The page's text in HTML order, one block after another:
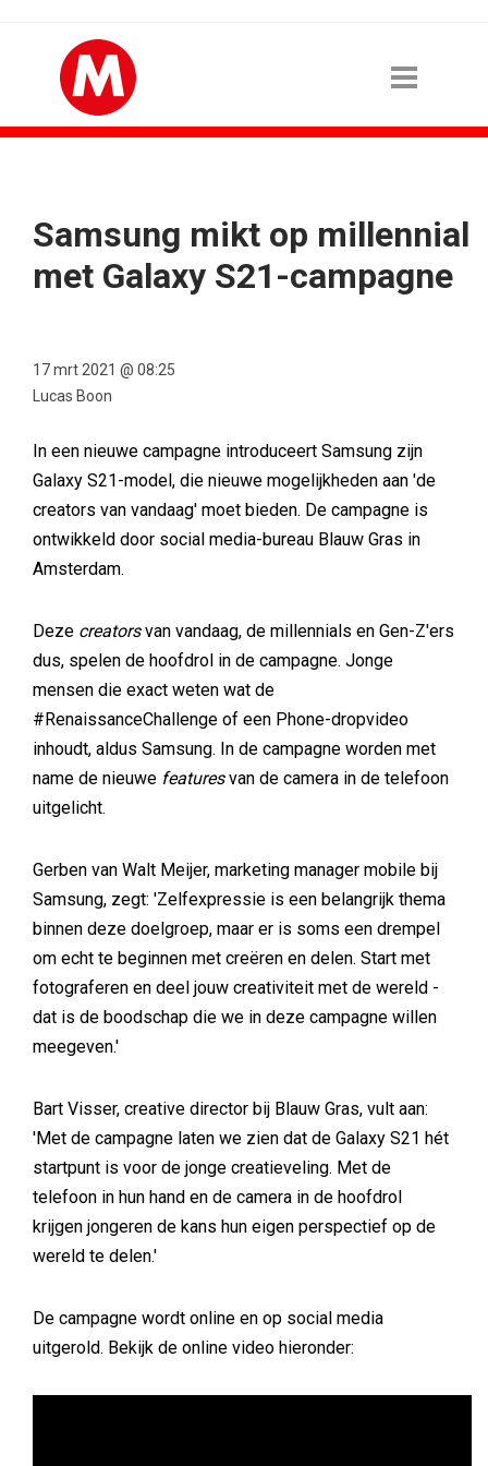
Samsung mikt op millennial
met Galaxy S21-campagne
17 mrt 2021 @ 08:25
Lucas Boon
In een nieuwe campagne introduceert Samsung zijn
Galaxy S21-model, die nieuwe mogelijkheden aan 'de
creators van vandaag' moet bieden. De campagne is
ontwikkeld door social media-bureau Blauw Gras in
Amsterdam.
Deze creatorsvan vandaag, de millennials en Gen-Z'ers
dus, spelen de hoofdrol in de campagne. Jonge
mensen die exact weten wat de
#RenaissanceChallenge of een Phone-dropvideo
inhoudt, aldus Samsung. In de campagne worden met
name de nieuwe featuresvan de camera in de telefoon
uitgelicht.
Gerben van Walt Meijer, marketing manager mobile bij
Samsung, zegt: 'Zelfexpressie is een belangrijk thema
binnen deze doelgroep, maar er is soms een drempel
om echt te beginnen met creëren en delen. Start met
fotograferen en deel jouw creativiteit met de wereld -
dat is de boodschap die we in deze campagne willen
meegeven.'
Bart Visser, creative director bij Blauw Gras, vult aan:
'Met de campagne laten we zien dat de Galaxy S21 hét
startpunt is voor de jonge creatieveling. Met de
telefoon in hun hand en de camera in de hoofdrol
krijgen jongeren de kans hun eigen perspectief op de
wereld te delen.'
De campagne wordt online en op social media
uitgerold. Bekijk de online video hieronder: